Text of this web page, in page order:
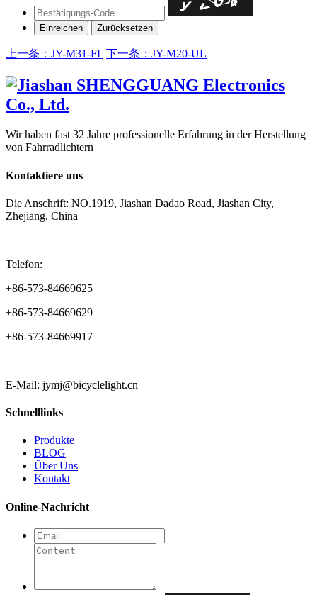
上一条：JY-M31-FL 下一条：JY-M20-UL
Wir haben fast 32 Jahre professionelle Erfahrung in der Herstellung
von Fahrradlichtern
Kontaktiere uns
Die Anschrift: NO.1919, Jiashan Dadao Road, Jiashan City,
Zhejiang, China
Telefon:
+86-573-84669625
+86-573-84669629
+86-573-84669917
E-Mail: jymj@bicyclelight.cn
Schnelllinks
Produkte
BLOG
Über Uns
Kontakt
Online-Nachricht